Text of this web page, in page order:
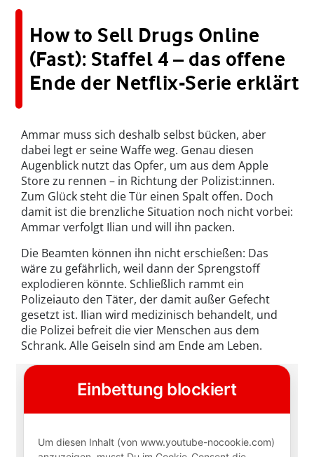
How to Sell Drugs Online
(Fast): Staffel 4 – das offene
Ende der Netflix-Serie erklärt
Ammar muss sich deshalb selbst bücken, aber
dabei legt er seine Waffe weg. Genau diesen
Augenblick nutzt das Opfer, um aus dem Apple
Store zu rennen – in Richtung der Polizist:innen.
Zum Glück steht die Tür einen Spalt offen. Doch
damit ist die brenzliche Situation noch nicht vorbei:
Ammar verfolgt Ilian und will ihn packen.
Die Beamten können ihn nicht erschießen: Das
wäre zu gefährlich, weil dann der Sprengstoff
explodieren könnte. Schließlich rammt ein
Polizeiauto den Täter, der damit außer Gefecht
gesetzt ist. Ilian wird medizinisch behandelt, und
die Polizei befreit die vier Menschen aus dem
Schrank. Alle Geiseln sind am Ende am Leben.